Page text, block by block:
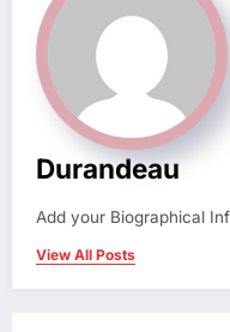
Durandeau
Add your Biographical
View All Posts